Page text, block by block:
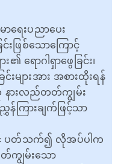
ေးပညာပေး
းဖြစ်သောကြောင့်
၏ ရောဂါရှာဖွေခြင်း၊
းများအား အစားထိုးရန်
နားလည်တတ်ကျွမ်း
န်ကြားချက်ဖြင့်သာ
နှင့် ပတ်သက်၍ လိုအပ်ပါက
ကျွမ်းသော